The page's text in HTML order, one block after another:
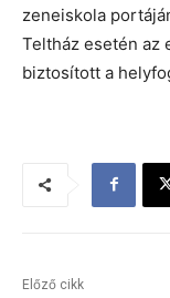
zeneiskola
Teltház esetén az
biztosított a
Előző cikk